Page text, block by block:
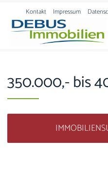
Skip to content
Kontakt Impressum
350.000,- bis